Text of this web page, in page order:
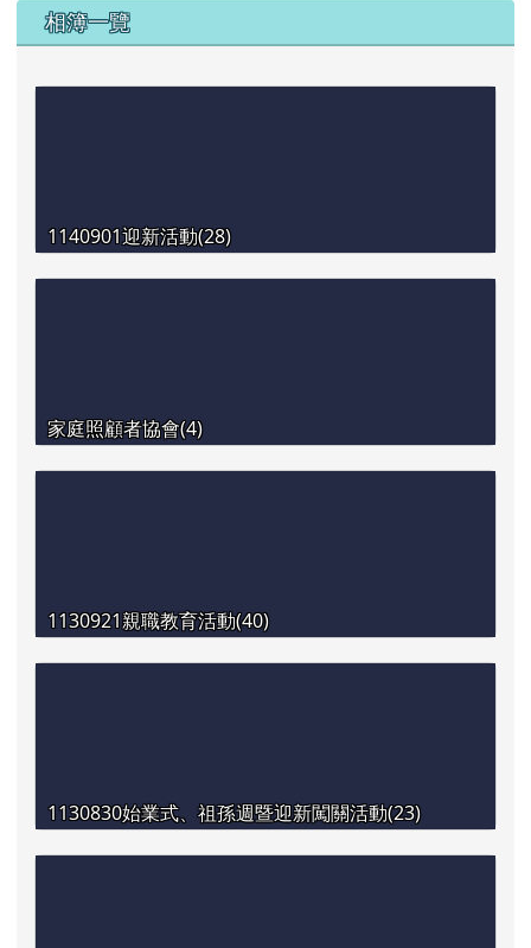
相簿一覽
1140901迎新活動(28)
家庭照顧者協會(4)
1130921親職教育活動(40)
1130830始業式、祖孫週暨迎新闖關活動(23)